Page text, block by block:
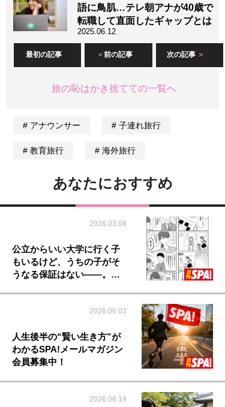
語に鳥肌…テレ朝アナが40歳で
転職して直面したギャップとは
2025.06.12
最初の記事 前の記事 次の記事
旅の恥はかき捨てての一覧へ
アナウンサー 子連れ旅行
教育旅行 海外旅行
あなたにおすすめ
2026.03.08
公立からいい大学に行く子
もいるけど、うちの子がそ
うなる保証はない――。…
2026.06.03
人生後半の“賢い生き方”が
わかるSPA!メールマガジン
会員募集中！
2026.06.19